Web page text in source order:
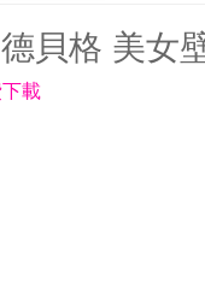
貝格 美女
載